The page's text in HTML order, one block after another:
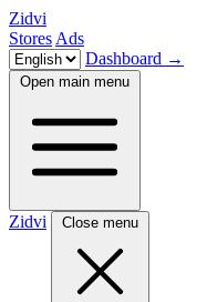
Zidvi
Stores Ads
Dashboard →
Open main menu
Zidvi Close menu